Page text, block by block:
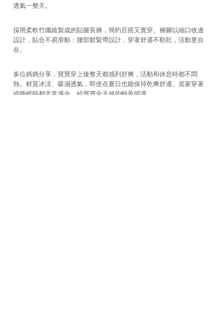
透氣一整天。
採用柔軟竹纖維製成的貼腿長褲，簡約百搭又實穿。褲腳以縮口收邊
設計，貼合不易滑動；腰部鬆緊帶設計，穿著舒適不勒肚，活動更自
在。
多位媽媽分享，寶寶穿上後整天都感到舒爽，活動和休息時都不悶
熱。材質冰涼、吸濕透氣，即使在夏日也能保持乾爽舒適。居家穿著
或睡眠時都非常適合，給寶寶全天候的輕盈呵護。